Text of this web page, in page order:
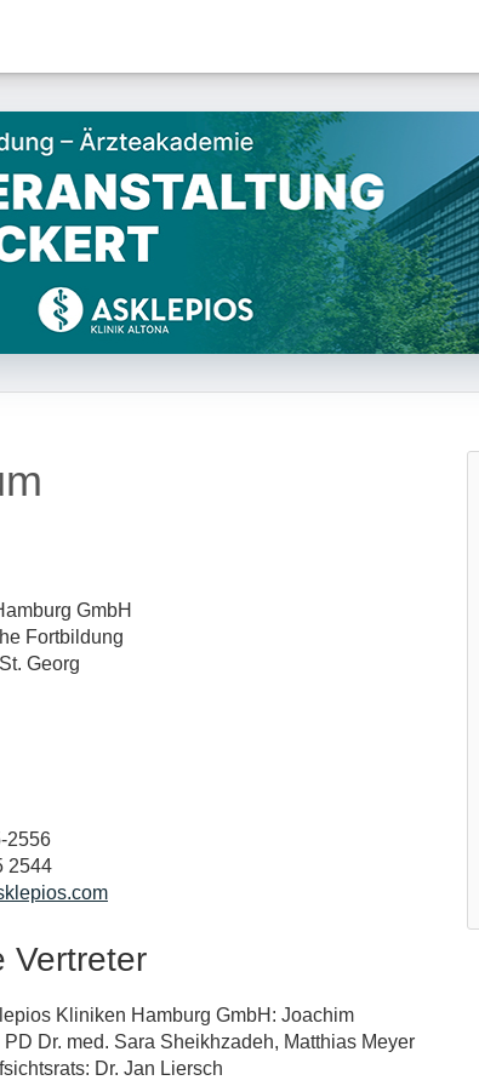
GmbH
Fortbildung
Georg
2556
2544
Vertreter
Kliniken Hamburg GmbH: Joachim
Dr. med. Sara Sheikhzadeh, Matthias Meyer
Dr. Jan Liersch